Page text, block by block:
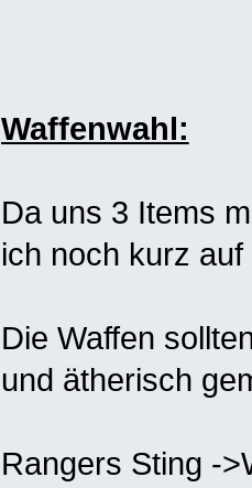
Waffenwahl:
Da uns 3 Items
ich noch kurz
Die Waffen
und ätherisch
Rangers Sting -